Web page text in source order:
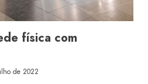
física com
de 2022